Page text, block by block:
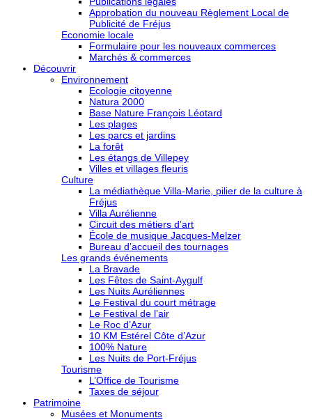
Approbation du nouveau Règlement Local de
Publicité de Fréjus
Economie locale
Formulaire pour les nouveaux commerces
Marchés & commerces
Découvrir
Environnement
Ecologie citoyenne
Natura 2000
Base Nature François Léotard
Les plages
Les parcs et jardins
La forêt
Les étangs de Villepey
Villes et villages fleuris
Culture
La médiathèque Villa-Marie, pilier de la culture à
Fréjus
Villa Aurélienne
Circuit des métiers d’art
École de musique Jacques-Melzer
Bureau d’accueil des tournages
Les grands événements
La Bravade
Les Fêtes de Saint-Aygulf
Les Nuits Auréliennes
Le Festival du court métrage
Le Festival de l’air
Le Roc d’Azur
10 KM Estérel Côte d’Azur
100% Nature
Les Nuits de Port-Fréjus
Tourisme
L’Office de Tourisme
Taxes de séjour
Patrimoine
Musées et Monuments